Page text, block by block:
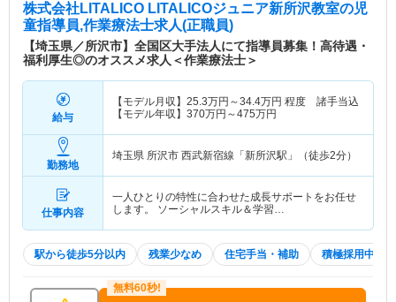
株式会社LITALICO LITALICOジュニア新所沢教室の児
童指導員,作業療法士求人(正職員)
【埼玉県／所沢市】全国区大手法人にて指導員募集！高待遇・
福利厚生◎のオススメ求人＜作業療法士＞
給与
【モデル月収】 25.3万円～34.4万円 程度 諸手当込
【モデル年収】 370万円～475万円
勤務地
埼玉県 所沢市 西武新宿線「新所沢駅」（徒歩2分）
仕事内容
一人ひとりの特性に合わせた成長サポートをお任せ
します。 ソーシャルスキル＆学習…
駅から徒歩5分以内 残業少なめ 住宅手当・補助 積極採用中